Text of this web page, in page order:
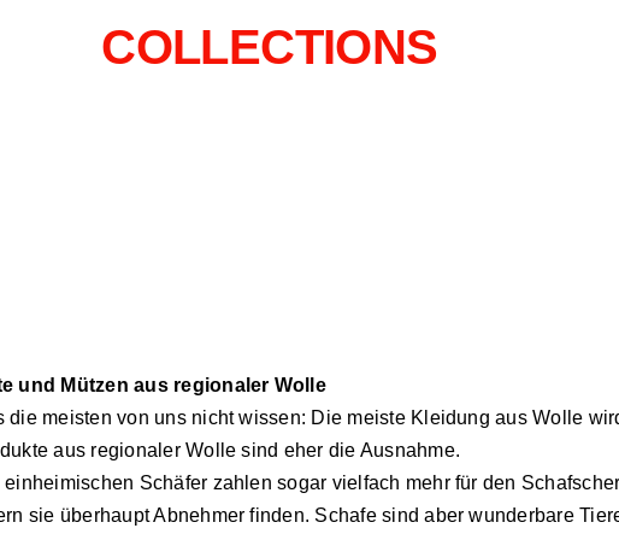
COLLECTIONS
und Mützen aus regionaler Wolle
die meisten von uns nicht wissen: Die meiste Kleidung aus Wolle
aus regionaler Wolle sind eher die Ausnahme.
einheimischen Schäfer zahlen sogar vielfach mehr für den
sie überhaupt Abnehmer finden. Schafe sind aber wunderbare